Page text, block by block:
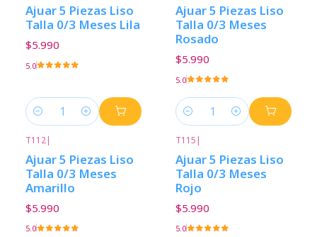
Ajuar 5 Piezas Liso
Talla 0/3 Meses Lila
$5.990
5.0
Cantidad
Ajuar 5 Piezas Liso
Talla 0/3 Meses
Rosado
$5.990
5.0
Cantidad
T112|
Ajuar 5 Piezas Liso
Talla 0/3 Meses
Amarillo
$5.990
5.0
T115 |
Ajuar 5 Piezas Liso
Talla 0/3 Meses
Rojo
$5.990
5.0